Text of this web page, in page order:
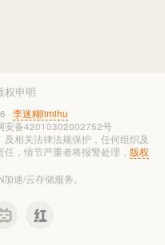
权申明
· 李迷糊limihu
安备42010302002752号
相关法律法规保护，任何组织及
，情节严重者将报警处理， 版权
加速/云存储服务。